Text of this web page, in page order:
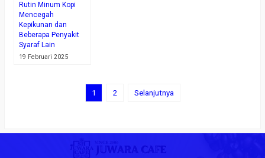
Rutin Minum Kopi
Mencegah
Kepikunan dan
Beberapa Penyakit
Syaraf Lain
19 Februari 2025
1 2 Selanjutnya